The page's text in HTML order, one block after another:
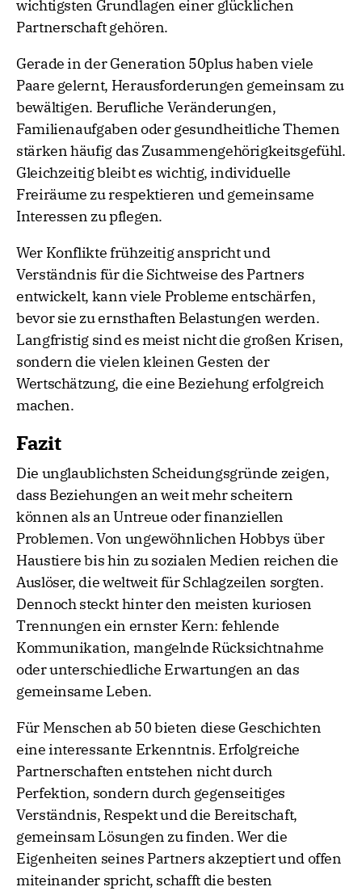
wichtigsten Grundlagen einer glücklichen
Partnerschaft gehören.
Gerade in der Generation 50plus haben viele
Paare gelernt, Herausforderungen gemeinsam zu
bewältigen. Berufliche Veränderungen,
Familienaufgaben oder gesundheitliche Themen
stärken häufig das Zusammengehörigkeitsgefühl.
Gleichzeitig bleibt es wichtig, individuelle
Freiräume zu respektieren und gemeinsame
Interessen zu pflegen.
Wer Konflikte frühzeitig anspricht und
Verständnis für die Sichtweise des Partners
entwickelt, kann viele Probleme entschärfen,
bevor sie zu ernsthaften Belastungen werden.
Langfristig sind es meist nicht die großen Krisen,
sondern die vielen kleinen Gesten der
Wertschätzung, die eine Beziehung erfolgreich
machen.
Fazit
Die unglaublichsten Scheidungsgründe zeigen,
dass Beziehungen an weit mehr scheitern
können als an Untreue oder finanziellen
Problemen. Von ungewöhnlichen Hobbys über
Haustiere bis hin zu sozialen Medien reichen die
Auslöser, die weltweit für Schlagzeilen sorgten.
Dennoch steckt hinter den meisten kuriosen
Trennungen ein ernster Kern: fehlende
Kommunikation, mangelnde Rücksichtnahme
oder unterschiedliche Erwartungen an das
gemeinsame Leben.
Für Menschen ab 50 bieten diese Geschichten
eine interessante Erkenntnis. Erfolgreiche
Partnerschaften entstehen nicht durch
Perfektion, sondern durch gegenseitiges
Verständnis, Respekt und die Bereitschaft,
gemeinsam Lösungen zu finden. Wer die
Eigenheiten seines Partners akzeptiert und offen
miteinander spricht, schafft die besten